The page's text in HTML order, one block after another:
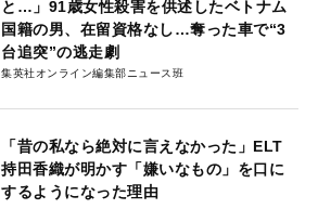
と…」91歳女性殺害を供述したベトナム
国籍の男、在留資格なし…奪った車で“3
台追突”の逃走劇
集英社オンライン編集部ニュース班
「昔の私なら絶対に言えなかった」ELT
持田香織が明かす「嫌いなもの」を口に
するようになった理由